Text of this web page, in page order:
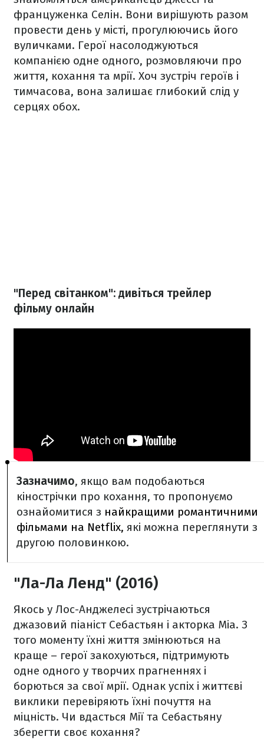
француженка Селін. Вони вирішують разом
провести день у місті, прогулюючись його
вуличками. Герої насолоджуються
компанією одне одного, розмовляючи про
життя, кохання та мрії. Хоч зустріч героїв і
тимчасова, вона залишає глибокий слід у
серцях обох.
"Перед світанком": дивіться трейлер
фільму онлайн
Зазначимо, якщо вам подобаються
кінострічки про кохання, то пропонуємо
ознайомитися з найкращими романтичними
фільмами на Netflix, які можна переглянути з
другою половинкою.
"Ла-Ла Ленд" (2016)
Якось у Лос-Анджелесі зустрічаються
джазовий піаніст Себастьян і акторка Міа. З
того моменту їхні життя змінюються на
краще – герої закохуються, підтримують
одне одного у творчих прагненнях і
борються за свої мрії. Однак успіх і життєві
виклики перевіряють їхні почуття на
міцність. Чи вдасться Мії та Себастьяну
зберегти своє кохання?